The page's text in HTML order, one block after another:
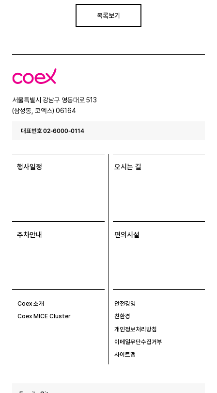
목록보기
코
엑
서울특별시 강남구 영동대로 513
(삼성동, 코엑스) 06164
대표번호 02-6000-0114
행사일정 오시는 길
주차안내 편의시설
Coex 소개
Coex MICE Cluster
안전경영
친환경
개인정보처리방침
이메일무단수집거부
사이트맵